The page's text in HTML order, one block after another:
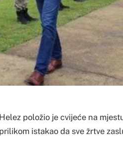
položio je cvijeće na
istakao da sve žrtve